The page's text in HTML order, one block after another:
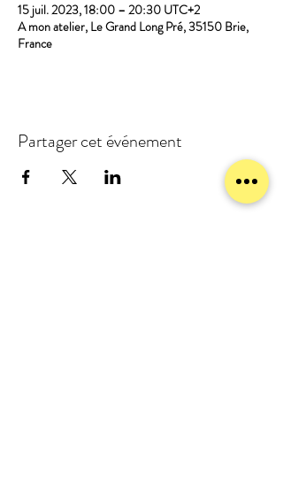
15 juil. 2023, 18:00 – 20:30 UTC+2
A mon atelier, Le Grand Long Pré, 35150 Brie,
France
Partager cet événement